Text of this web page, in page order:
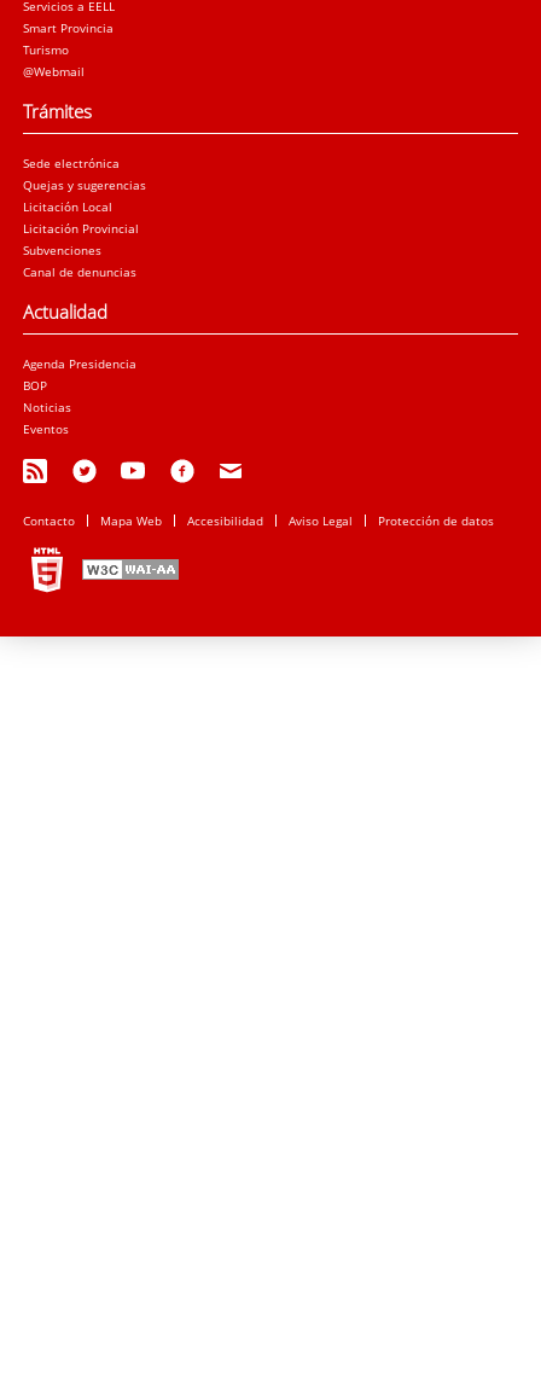
Servicios a EELL
Smart Provincia
Turismo
@Webmail
Trámites
Sede electrónica
Quejas y sugerencias
Licitación Local
Licitación Provincial
Subvenciones
Canal de denuncias
Actualidad
Agenda Presidencia
BOP
Noticias
Eventos
Contacto Mapa Web Accesibilidad Aviso Legal Protección de datos